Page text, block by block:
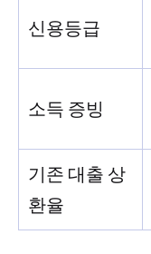
신용등급
소득 증빙
기존 대출 상
환율